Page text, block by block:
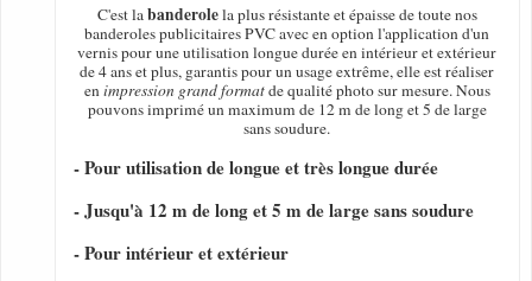
C'est labanderolela plus résistante et épaisse de toute nos
banderoles publicitaires PVC avec en option l'application d'un
vernis pour une utilisation longue durée en intérieur et extérieur
de 4 ans et plus, garantis pour un usage extrême, elle est réaliser
enimpression grand formatde qualité photo sur mesure. Nous
pouvons imprimé un maximum de 12 m de long et 5 de large
sans soudure.
- Pour utilisation de longue et très longue durée
- Jusqu'à 12 m de long et 5 m de large sans soudure
- Pour intérieur et extérieur